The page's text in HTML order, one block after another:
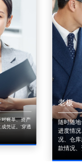
账单、资产
凭证。'穿透
老板
随时随
进度情
况、仓
款情况、